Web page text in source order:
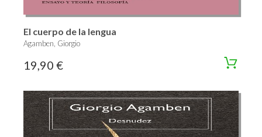
El cuerpo de la lengua
Agamben, Giorgio
19,90 €